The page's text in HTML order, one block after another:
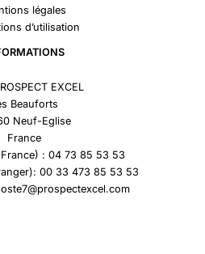
légales
d’utilisation
EXCEL
Beauforts
Neuf-Eglise
France
: 04 73 85 53 53
00 33 473 85 53 53